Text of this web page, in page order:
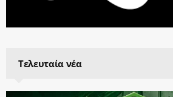
Τελευταία νέα